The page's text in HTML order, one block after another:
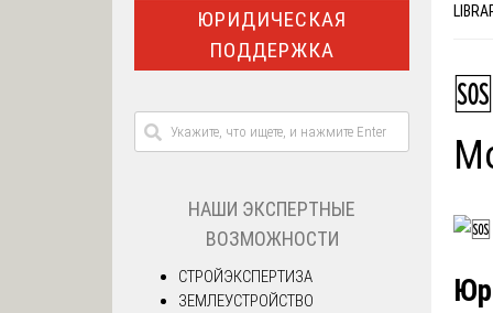
ЮРИДИЧЕСКАЯ
ПОДДЕРЖКА
НАШИ ЭКСПЕРТНЫЕ
ВОЗМОЖНОСТИ
СТРОЙЭКСПЕРТИЗА
ЗЕМЛЕУСТРОЙСТВО